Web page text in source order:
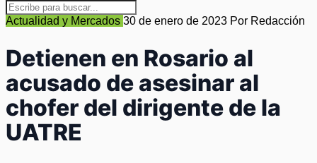
Actualidad y Mercados 30 de enero de 2023 Por Redacción
Detienen en Rosario al
acusado de asesinar al
chofer del dirigente de la
UATRE